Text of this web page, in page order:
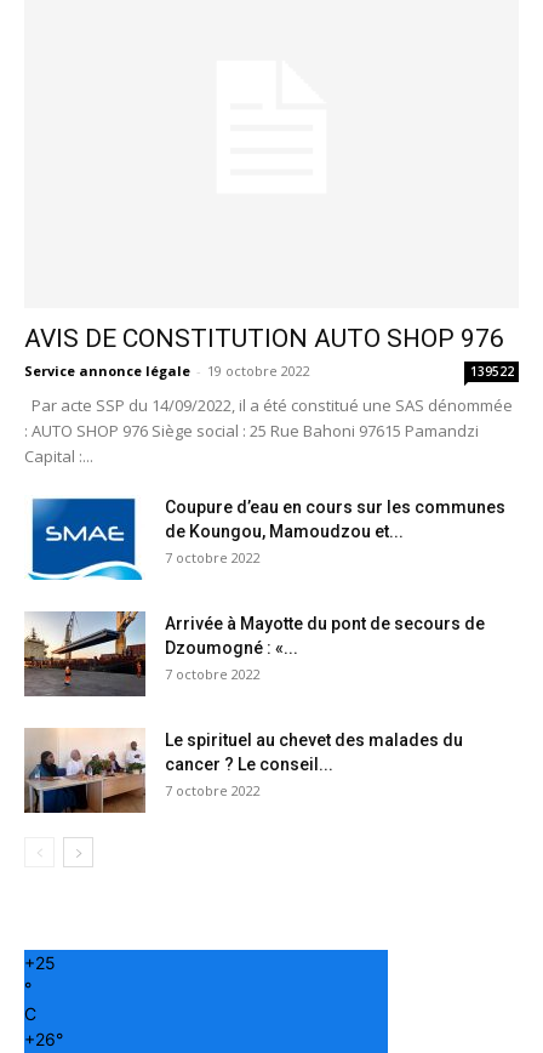
AVIS DE CONSTITUTION AUTO SHOP 976
Service annonce légale - 19 octobre 2022 139522
Par acte SSP du 14/09/2022, il a été constitué une SAS dénommée
: AUTO SHOP 976 Siège social : 25 Rue Bahoni 97615 Pamandzi
Capital :...
Coupure d’eau en cours sur les communes
de Koungou, Mamoudzou et...
7 octobre 2022
Arrivée à Mayotte du pont de secours de
Dzoumogné : «...
7 octobre 2022
Le spirituel au chevet des malades du
cancer ? Le conseil...
7 octobre 2022
+25
°
C
+26°